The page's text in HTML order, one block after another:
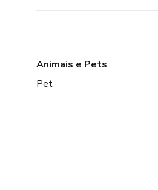
Animais e Pets
Pet